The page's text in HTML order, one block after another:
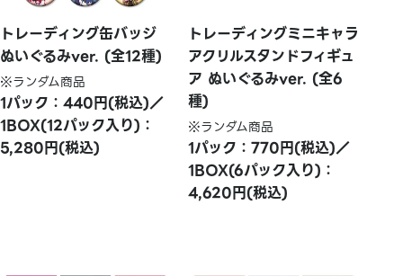
トレーディング缶バッジ
ぬいぐるみver. (全12種)
※ランダム商品
1パック：440円(税込)／
1BOX(12パック入り)：
5,280円(税込)
トレーディングミニキャラ
アクリルスタンドフィギュ
ア ぬいぐるみver. (全6
種)
※ランダム商品
1パック：770円(税込)／
1BOX(6パック入り)：
4,620円(税込)